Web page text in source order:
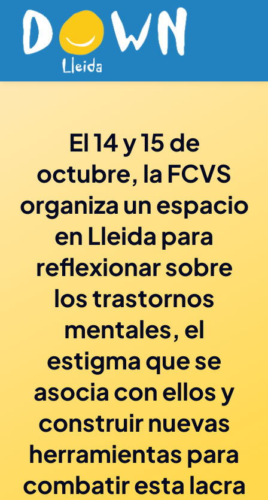
Saltar
contenido
El 14 y 15 de
octubre, la FCVS
organiza un espacio
en Lleida para
reflexionar sobre
los trastornos
mentales, el
estigma que se
asocia con ellos y
construir nuevas
herramientas para
combatir esta lacra